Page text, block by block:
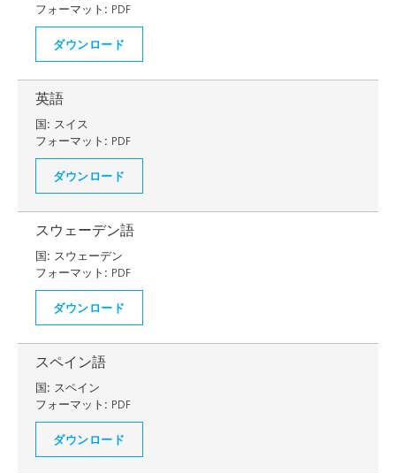
フォーマット: PDF
ダウンロード
英語
国: スイス
フォーマット: PDF
ダウンロード
スウェーデン語
国: スウェーデン
フォーマット: PDF
ダウンロード
スペイン語
国: スペイン
フォーマット: PDF
ダウンロード